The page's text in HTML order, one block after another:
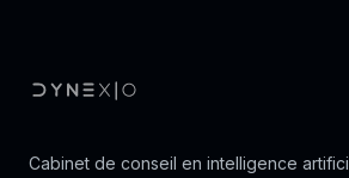
Cabinet de conseil en intelligence